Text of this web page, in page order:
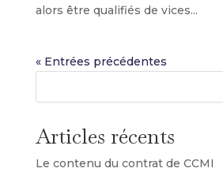
alors être qualifiés de vices...
« Entrées précédentes
Articles récents
Le contenu du contrat de CCMI